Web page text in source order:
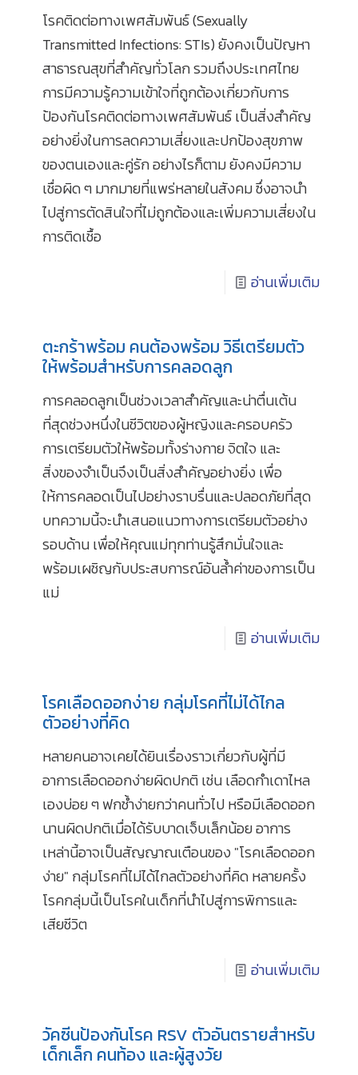
โรคติดต่อทางเพศสัมพันธ์ (Sexually
Transmitted Infections: STIs) ยังคงเป็นปัญหา
สาธารณสุขที่สำคัญทั่วโลก รวมถึงประเทศไทย
การมีความรู้ความเข้าใจที่ถูกต้องเกี่ยวกับการ
ป้องกันโรคติดต่อทางเพศสัมพันธ์ เป็นสิ่งสำคัญ
อย่างยิ่งในการลดความเสี่ยงและปกป้องสุขภาพ
ของตนเองและคู่รัก อย่างไรก็ตาม ยังคงมีความ
เชื่อผิด ๆ มากมายที่แพร่หลายในสังคม ซึ่งอาจนำ
ไปสู่การตัดสินใจที่ไม่ถูกต้องและเพิ่มความเสี่ยงใน
การติดเชื้อ
อ่านเพิ่มเติม
ตะกร้าพร้อม คนต้องพร้อม วิธีเตรียมตัว
ให้พร้อมสำหรับการคลอดลูก
การคลอดลูกเป็นช่วงเวลาสำคัญและน่าตื่นเต้น
ที่สุดช่วงหนึ่งในชีวิตของผู้หญิงและครอบครัว
การเตรียมตัวให้พร้อมทั้งร่างกาย จิตใจ และ
สิ่งของจำเป็นจึงเป็นสิ่งสำคัญอย่างยิ่ง เพื่อ
ให้การคลอดเป็นไปอย่างราบรื่นและปลอดภัยที่สุด
บทความนี้จะนำเสนอแนวทางการเตรียมตัวอย่าง
รอบด้าน เพื่อให้คุณแม่ทุกท่านรู้สึกมั่นใจและ
พร้อมเผชิญกับประสบการณ์อันล้ำค่าของการเป็น
แม่
อ่านเพิ่มเติม
โรคเลือดออกง่าย กลุ่มโรคที่ไม่ได้ไกล
ตัวอย่างที่คิด
หลายคนอาจเคยได้ยินเรื่องราวเกี่ยวกับผู้ที่มี
อาการเลือดออกง่ายผิดปกติ เช่น เลือดกำเดาไหล
เองบ่อย ๆ ฟกช้ำง่ายกว่าคนทั่วไป หรือมีเลือดออก
นานผิดปกติเมื่อได้รับบาดเจ็บเล็กน้อย อาการ
เหล่านี้อาจเป็นสัญญาณเตือนของ "โรคเลือดออก
ง่าย" กลุ่มโรคที่ไม่ได้ไกลตัวอย่างที่คิด หลายครั้ง
โรคกลุ่มนี้เป็นโรคในเด็กที่นำไปสู่การพิการและ
เสียชีวิต
อ่านเพิ่มเติม
วัคซีนป้องกันโรค RSV ตัวอันตรายสำหรับ
เด็กเล็ก คนท้อง และผู้สูงวัย